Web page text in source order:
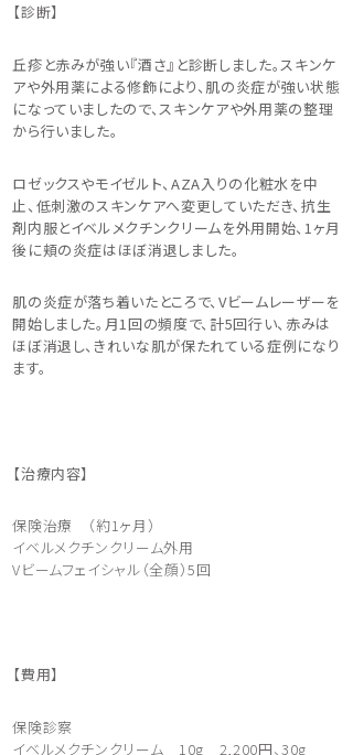
【診断】
丘疹と赤みが強い『酒さ』と診断しました。スキンケ
アや外用薬による修飾により、肌の炎症が強い状態
になっていましたので、スキンケアや外用薬の整理
から行いました。
ロゼックスやモイゼルト、AZA入りの化粧水を中
止、低刺激のスキンケアへ変更していただき、抗生
剤内服とイベルメクチンクリームを外用開始、1ヶ月
後に頬の炎症はほぼ消退しました。
肌の炎症が落ち着いたところで、Vビームレーザーを
開始しました。月1回の頻度で、計5回行い、赤みは
ほぼ消退し、きれいな肌が保たれている症例になり
ます。
【治療内容】
保険治療 （約1ヶ月）
イベルメクチンクリーム外用
Vビームフェイシャル（全顔）5回
【費用】
保険診察
イベルメクチンクリーム 10g 2,200円、30g